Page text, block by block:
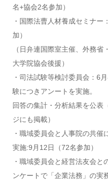
名+協会2名参加）
・国際法曹人材養成セミナ
加）
（日弁連国際室主催、外務
大学院協会後援）
・司法試験等検討委員会：6
験につきアンートを実施。
回答の集計・分析結果を公表
ジにも掲載）
・職域委員会と人事院の共
実施:9月12日（72名参加）
・職域委員会と経営法友会
ンケートで「企業法務」の実